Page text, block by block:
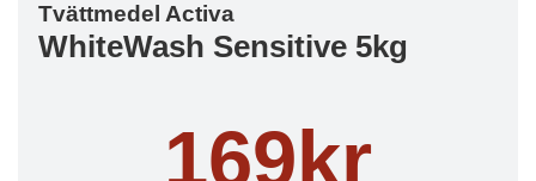
Tvättmedel Activa
WhiteWash Sensitive 5kg
169kr